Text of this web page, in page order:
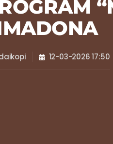
12-03-2026 17:50